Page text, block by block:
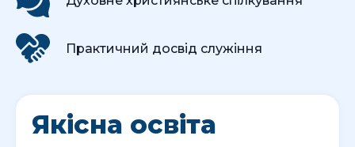
Практичний досвід служіння
Якісна освіта